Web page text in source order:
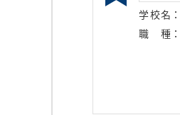
学校名 ：
職種 ：